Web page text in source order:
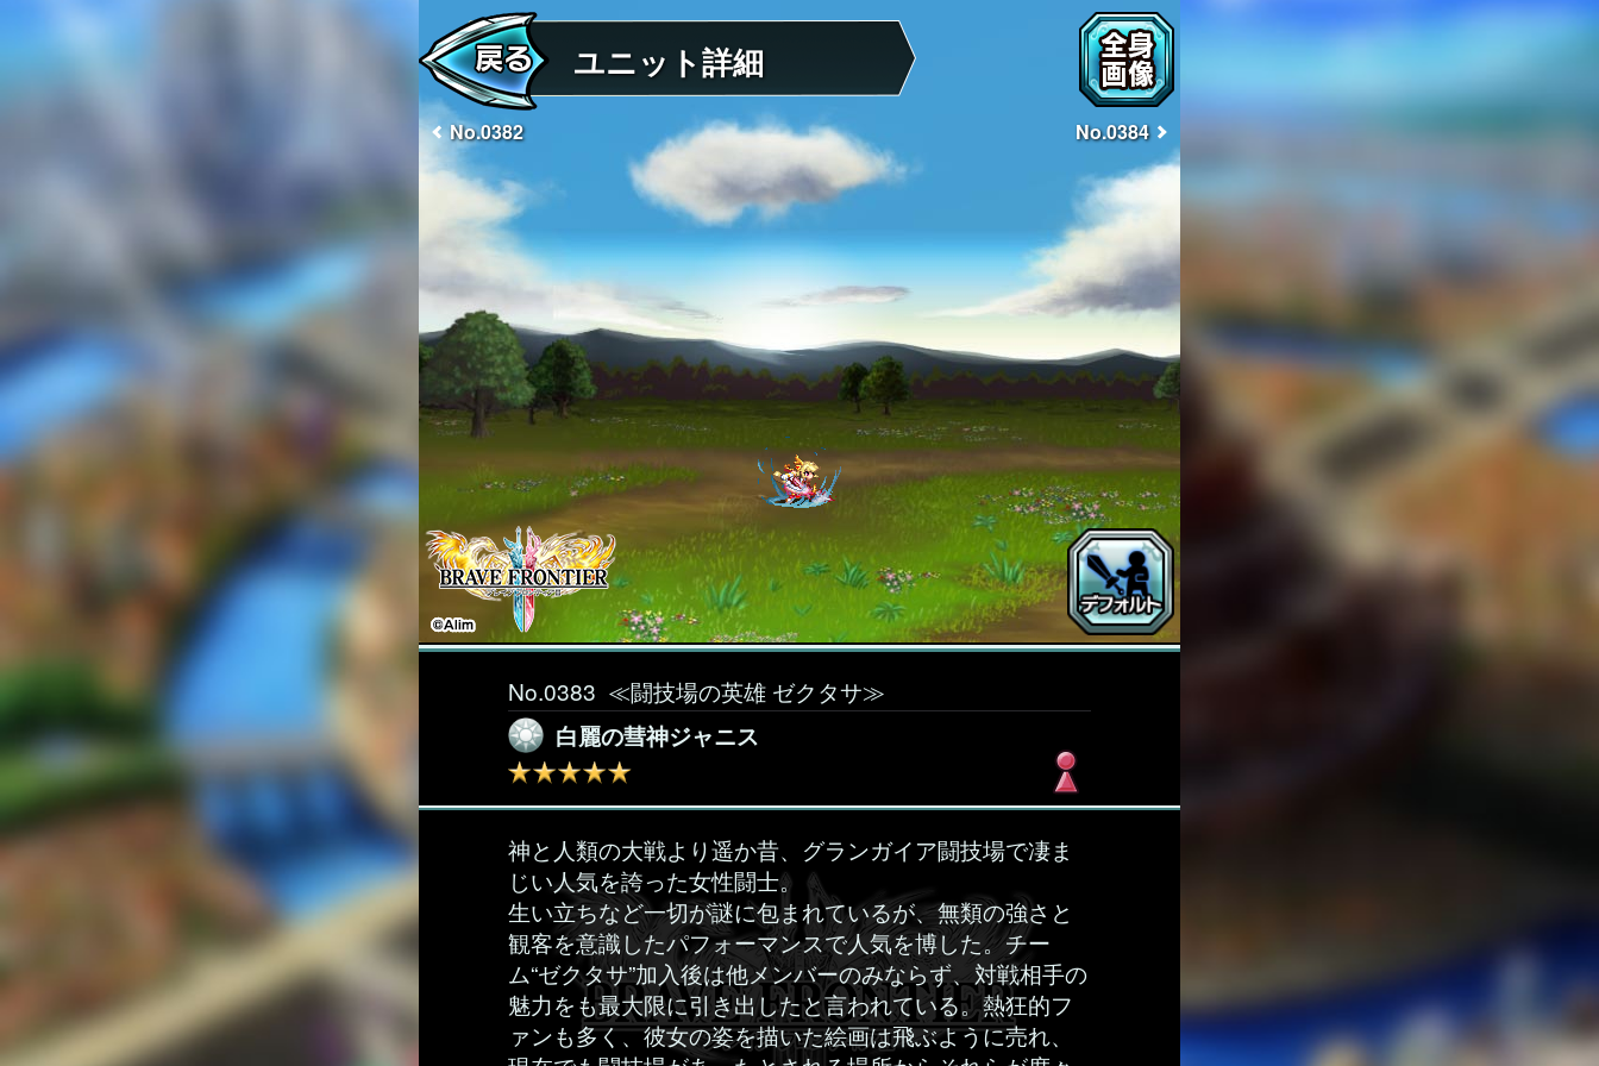
ユニット詳細
No.0382 No.0384
No.0383 ≪闘技場の英雄 ゼクタサ≫
白麗の彗神ジャニス
神と人類の大戦より遥か昔、グランガイア闘技場で凄ま
じい人気を誇った女性闘士。
生い立ちなど一切が謎に包まれているが、無類の強さと
観客を意識したパフォーマンスで人気を博した。チー
ム“ゼクタサ”加入後は他メンバーのみならず、対戦相手の
魅力をも最大限に引き出したと言われている。熱狂的フ
ァンも多く、彼女の姿を描いた絵画は飛ぶように売れ、